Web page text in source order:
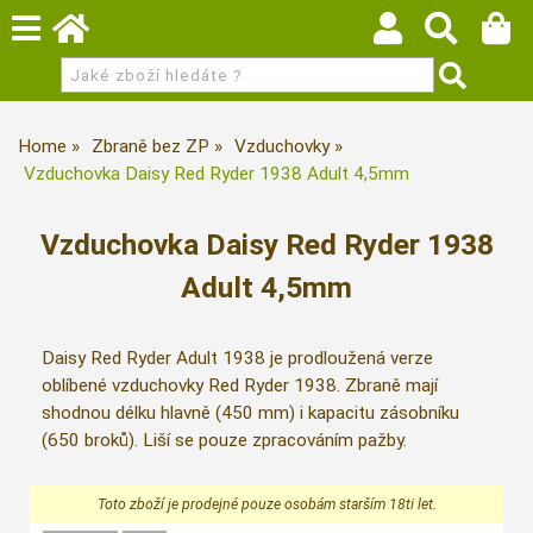
Home Zbraně bez ZP
Vzduchovky
Vzduchovka Daisy Red Ryder 1938 Adult 4,5mm
Vzduchovka Daisy Red Ryder 1938
Adult 4,5mm
Daisy Red Ryder Adult 1938 je prodloužená verze
oblíbené vzduchovky Red Ryder 1938. Zbraně mají
shodnou délku hlavně (450 mm) i kapacitu zásobníku
(650 broků). Liší se pouze zpracováním pažby.
Toto zboží je prodejné pouze osobám starším 18ti let.